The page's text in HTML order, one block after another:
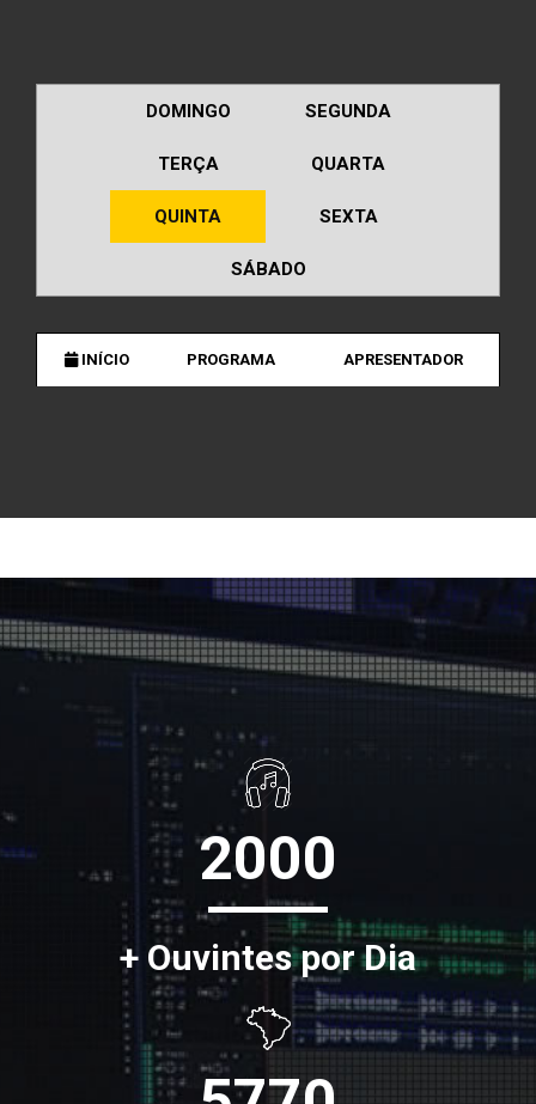
DOMINGO SEGUNDA
TERÇA QUARTA
QUINTA SEXTA
SÁBADO
INÍCIO PROGRAMA APRESENTADOR
2000
+ Ouvintes por Dia